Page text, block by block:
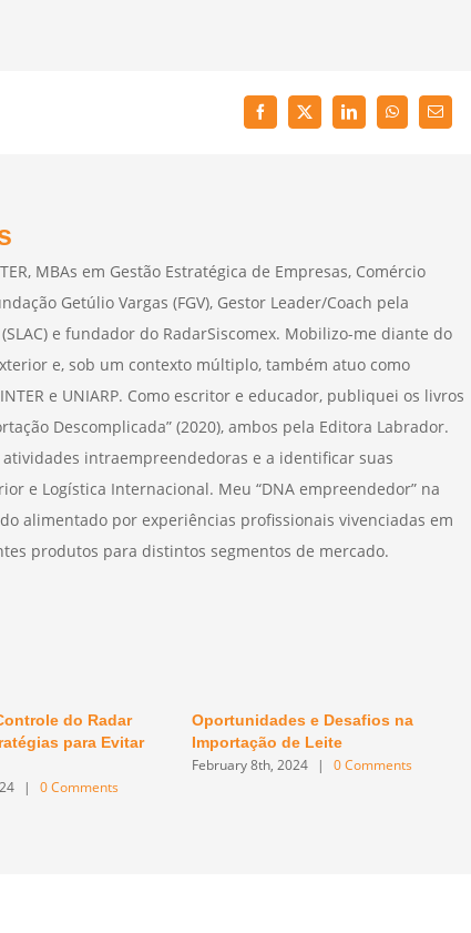
FacebookTwitterLinkedInWhatsAppEmail
MBAs em Gestão Estratégica de Empresas, Comércio
Getúlio Vargas (FGV), Gestor Leader/Coach pela
e fundador do RadarSiscomex. Mobilizo-me diante do
e, sob um contexto múltiplo, também atuo como
e UNIARP. Como escritor e educador, publiquei os livros
Descomplicada” (2020), ambos pela Editora Labrador.
intraempreendedoras e a identificar suas
e Logística Internacional. Meu “DNA empreendedor” na
alimentado por experiências profissionais vivenciadas em
produtos para distintos segmentos de mercado.
do Radar
para Evitar
| 0 Comments
Oportunidades e Desafios na
Importação de Leite
February 8th, 2024 | 0 Comments